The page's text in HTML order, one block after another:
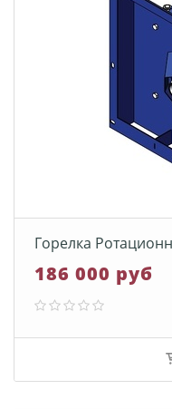
Горелка
186 000 руб